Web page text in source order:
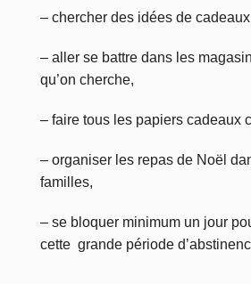
– chercher des idées de
– aller se battre dans les
qu’on cherche,
– faire tous les papiers cadeaux
– organiser les repas de Noël
familles,
– se bloquer minimum un jour
cette grande période